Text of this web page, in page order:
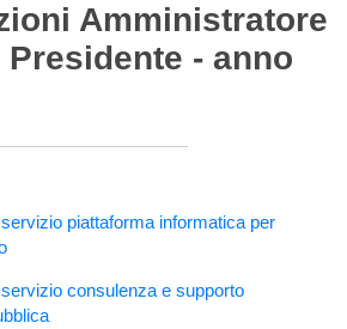
Amministratore
Presidente - anno
piattaforma informatica per
consulenza e supporto